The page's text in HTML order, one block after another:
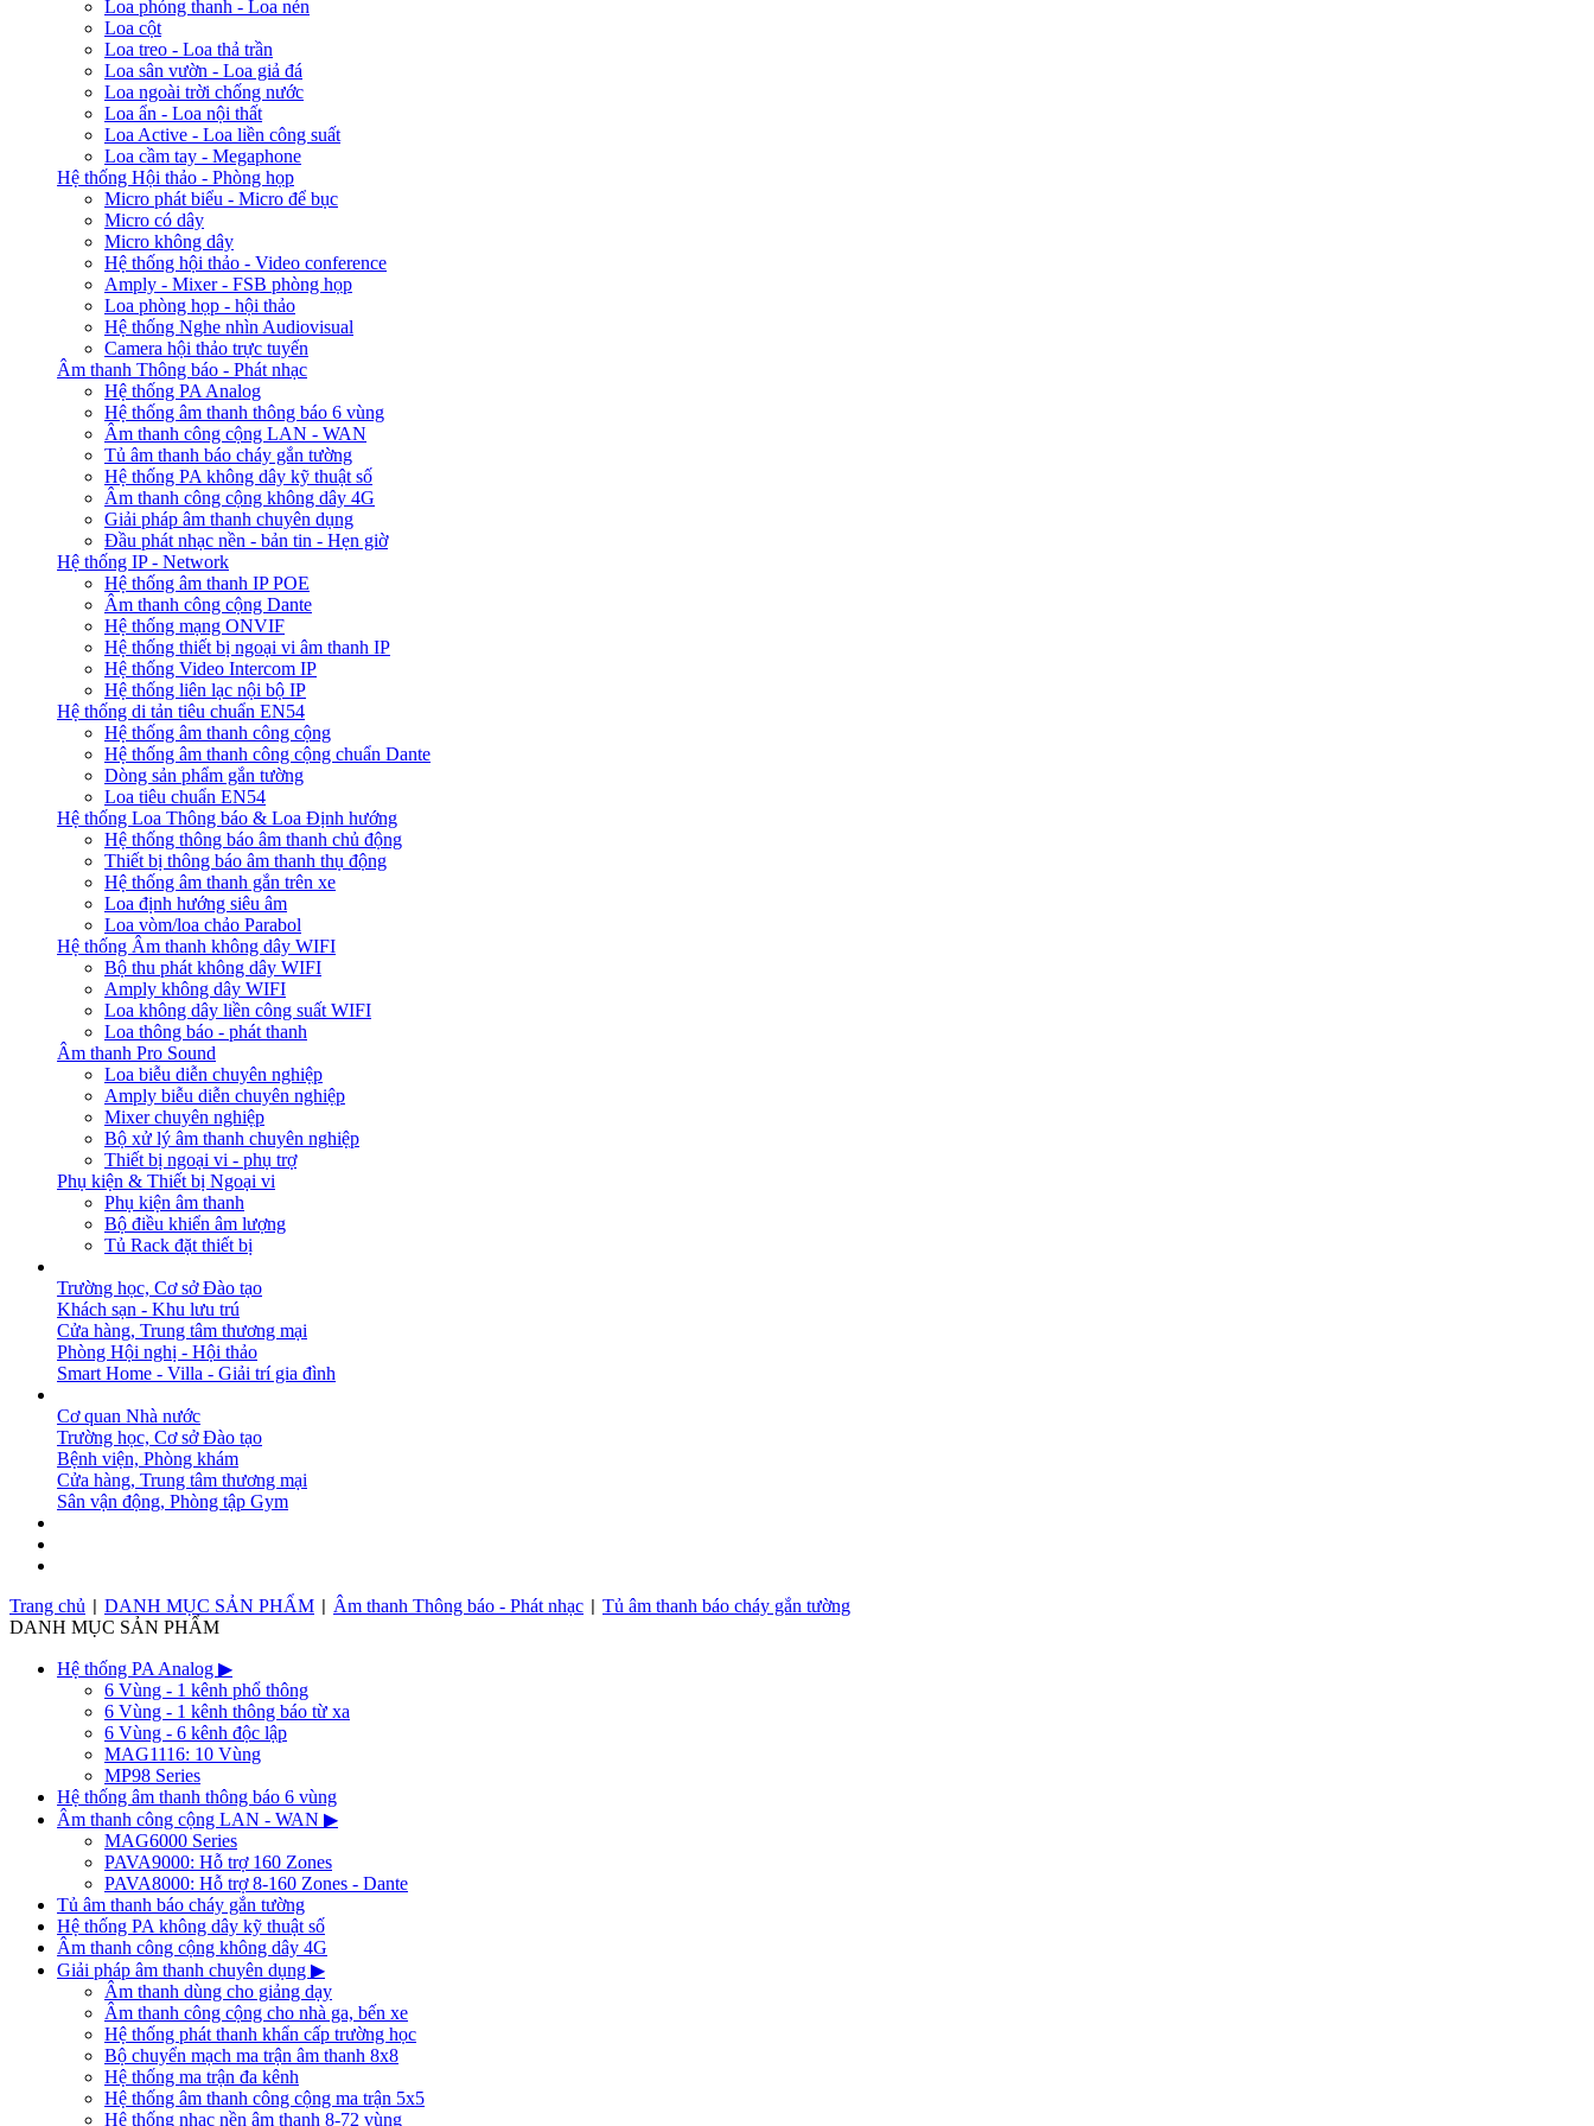
Loa phóng thanh - Loa nén
Loa cột
Loa treo - Loa thả trần
Loa sân vườn - Loa giả đá
Loa ngoài trời chống nước
Loa ẩn - Loa nội thất
Loa Active - Loa liền công suất
Loa cầm tay - Megaphone
Hệ thống Hội thảo - Phòng họp
Micro phát biểu - Micro để bục
Micro có dây
Micro không dây
Hệ thống hội thảo - Video conference
Amply - Mixer - FSB phòng họp
Loa phòng họp - hội thảo
Hệ thống Nghe nhìn Audiovisual
Camera hội thảo trực tuyến
Âm thanh Thông báo - Phát nhạc
Hệ thống PA Analog
Hệ thống âm thanh thông báo 6 vùng
Âm thanh công cộng LAN - WAN
Tủ âm thanh báo cháy gắn tường
Hệ thống PA không dây kỹ thuật số
Âm thanh công cộng không dây 4G
Giải pháp âm thanh chuyên dụng
Đầu phát nhạc nền - bản tin - Hẹn giờ
Hệ thống IP - Network
Hệ thống âm thanh IP POE
Âm thanh công cộng Dante
Hệ thống mạng ONVIF
Hệ thống thiết bị ngoại vi âm thanh IP
Hệ thống Video Intercom IP
Hệ thống liên lạc nội bộ IP
Hệ thống di tản tiêu chuẩn EN54
Hệ thống âm thanh công cộng
Hệ thống âm thanh công cộng chuẩn Dante
Dòng sản phẩm gắn tường
Loa tiêu chuẩn EN54
Hệ thống Loa Thông báo & Loa Định hướng
Hệ thống thông báo âm thanh chủ động
Thiết bị thông báo âm thanh thụ động
Hệ thống âm thanh gắn trên xe
Loa định hướng siêu âm
Loa vòm/loa chảo Parabol
Hệ thống Âm thanh không dây WIFI
Bộ thu phát không dây WIFI
Amply không dây WIFI
Loa không dây liền công suất WIFI
Loa thông báo - phát thanh
Âm thanh Pro Sound
Loa biễu diễn chuyên nghiệp
Amply biễu diễn chuyên nghiệp
Mixer chuyên nghiệp
Bộ xử lý âm thanh chuyên nghiệp
Thiết bị ngoại vi - phụ trợ
Phụ kiện & Thiết bị Ngoại vi
Phụ kiện âm thanh
Bộ điều khiển âm lượng
Tủ Rack đặt thiết bị
Trường học, Cơ sở Đào tạo
Khách sạn - Khu lưu trú
Cửa hàng, Trung tâm thương mại
Phòng Hội nghị - Hội thảo
Smart Home - Villa - Giải trí gia đình
Cơ quan Nhà nước
Trường học, Cơ sở Đào tạo
Bệnh viện, Phòng khám
Cửa hàng, Trung tâm thương mại
Sân vận động, Phòng tập Gym
Trang chủ
DANH MỤC SẢN PHẨM Âm thanh Thông báo - Phát nhạc
Tủ âm thanh báo cháy gắn tường
DANH MỤC SẢN PHẨM
Hệ thống PA Analog ▶
6 Vùng - 1 kênh phổ thông
6 Vùng - 1 kênh thông báo từ xa
6 Vùng - 6 kênh độc lập
MAG1116: 10 Vùng
MP98 Series
Hệ thống âm thanh thông báo 6 vùng
Âm thanh công cộng LAN - WAN ▶
MAG6000 Series
PAVA9000: Hỗ trợ 160 Zones
PAVA8000: Hỗ trợ 8-160 Zones - Dante
Tủ âm thanh báo cháy gắn tường
Hệ thống PA không dây kỹ thuật số
Âm thanh công cộng không dây 4G
Giải pháp âm thanh chuyên dụng ▶
Âm thanh dùng cho giảng dạy
Âm thanh công cộng cho nhà ga, bến xe
Hệ thống phát thanh khẩn cấp trường học
Bộ chuyển mạch ma trận âm thanh 8x8
Hệ thống ma trận đa kênh
Hệ thống âm thanh công cộng ma trận 5x5
Hệ thống nhạc nền âm thanh 8-72 vùng